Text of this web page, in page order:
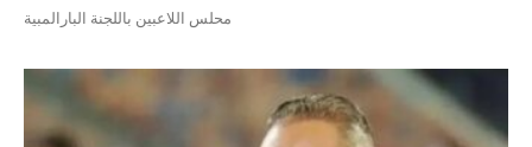
محلس اللاعبين باللجنة البارالمبية